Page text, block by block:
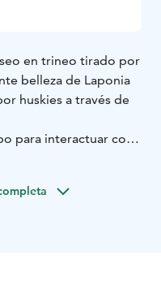
en trineo tirado por
belleza de Laponia
huskies a través de
para interactuar con
parejas,